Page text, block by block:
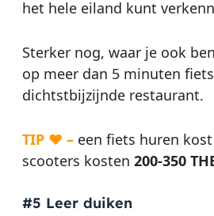
het hele eiland kunt
Sterker nog, waar je ook
op meer dan 5 minuten
dichtstbijzijnde restaurant.
TIP ♥ –een fiets huren kost
scooters kosten 200-350
#5 Leer duiken